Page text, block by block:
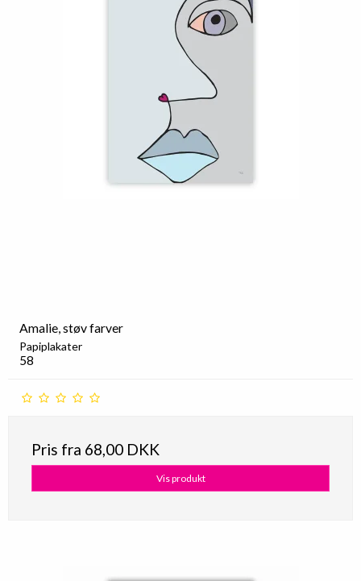
Amalie, støv farver
Papiplakater
58
Pris fra 68,00 DKK
Vis produkt